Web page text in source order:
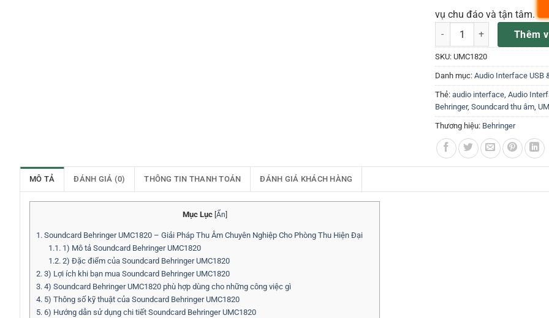
vụ chu đáo và tận tâm.
UMC1820 SoundCardThêm
SKU: UMC1820
Danh mục: Audio Interface USB
Thẻ: audio interface, Audio
Behringer, Soundcard thu âm,
Thương hiệu: Behringer
MÔ TẢ ĐÁNH GIÁ (0) THÔNG TIN THANH TOÁN ĐÁNH GIÁ KHÁCH HÀNG
Mục Lục Ẩn
1. Soundcard Behringer UMC1820 – Giải Pháp Thu Âm Chuyên Nghiệp Cho Phòng Thu Hiện Đại
1.1.1) Mô tả Soundcard Behringer UMC1820
1.2.2) Đặc điểm của Soundcard Behringer UMC1820
2. 3) Lợi ích khi bạn mua Soundcard Behringer UMC1820
3. 4) Soundcard Behringer UMC1820 phù hợp dùng cho những công việc gì
4. 5) Thông số kỹ thuật của Soundcard Behringer UMC1820
5. 6) Hướng dẫn sử dụng chi tiết Soundcard Behringer UMC1820